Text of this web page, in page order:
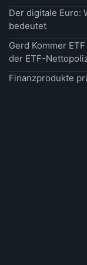
Der digitale Euro:
bedeutet
Gerd Kommer
der ETF-
Finanzprodukte